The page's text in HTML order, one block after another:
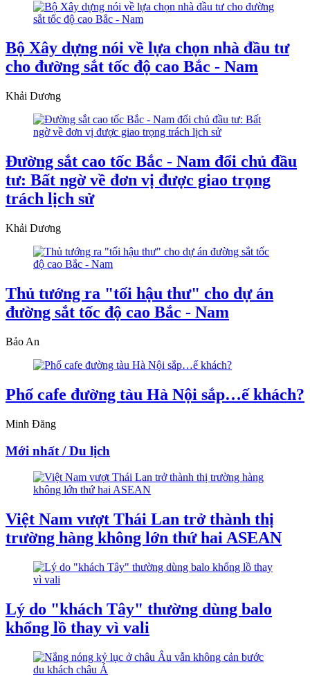
Bộ Xây dựng nói về lựa chọn nhà đầu tư
cho đường sắt tốc độ cao Bắc - Nam
Khải Dương
Đường sắt cao tốc Bắc - Nam đổi chủ đầu
tư: Bất ngờ về đơn vị được giao trọng
trách lịch sử
Khải Dương
Thủ tướng ra "tối hậu thư" cho dự án
đường sắt tốc độ cao Bắc - Nam
Bảo An
Phố cafe đường tàu Hà Nội sắp…ế khách?
Minh Đăng
Mới nhất / Du lịch
Việt Nam vượt Thái Lan trở thành thị
trường hàng không lớn thứ hai ASEAN
Lý do "khách Tây" thường dùng balo
khổng lồ thay vì vali